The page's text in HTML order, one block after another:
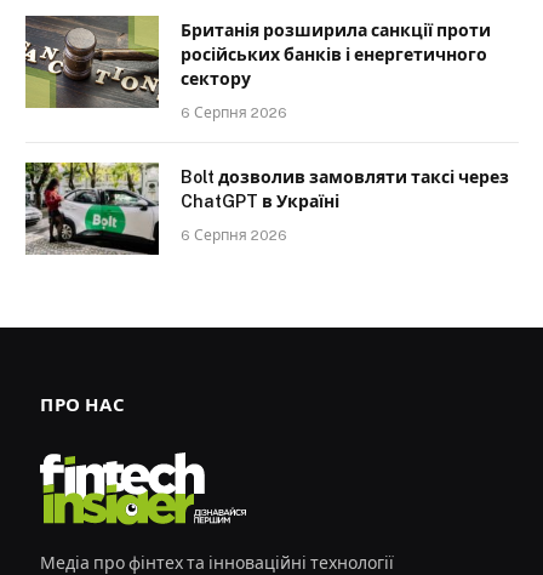
Британія розширила санкції проти
російських банків і енергетичного
сектору
6 Серпня 2026
Bolt дозволив замовляти таксі через
ChatGPT в Україні
6 Серпня 2026
ПРО НАС
Медіа про фінтех та інноваційні технології